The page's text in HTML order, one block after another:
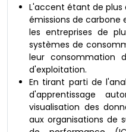
L'accent étant de plus
émissions de carbone
les entreprises de
systèmes de
leur consommation
d'exploitation.
En tirant parti de
d'apprentissage
visualisation des
aux organisations de